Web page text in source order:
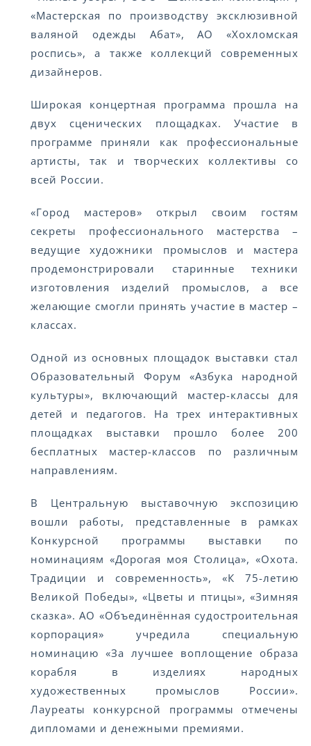
«Мастерская по производству эксклюзивной
валяной одежды Абат», АО «Хохломская
роспись», а также коллекций современных
дизайнеров.
Широкая концертная программа прошла на
двух сценических площадках. Участие в
программе приняли как профессиональные
артисты, так и творческих коллективы со
всей России.
«Город мастеров» открыл своим гостям
секреты профессионального мастерства –
ведущие художники промыслов и мастера
продемонстрировали старинные техники
изготовления изделий промыслов, а все
желающие смогли принять участие в мастер –
классах.
Одной из основных площадок выставки стал
Образовательный Форум «Азбука народной
культуры», включающий мастер-классы для
детей и педагогов. На трех интерактивных
площадках выставки прошло более 200
бесплатных мастер-классов по различным
направлениям.
В Центральную выставочную экспозицию
вошли работы, представленные в рамках
Конкурсной программы выставки по
номинациям «Дорогая моя Столица», «Охота.
Традиции и современность», «К 75-летию
Великой Победы», «Цветы и птицы», «Зимняя
сказка». АО «Объединённая судостроительная
корпорация» учредила специальную
номинацию «За лучшее воплощение образа
корабля в изделиях народных
художественных промыслов России».
Лауреаты конкурсной программы отмечены
дипломами и денежными премиями.